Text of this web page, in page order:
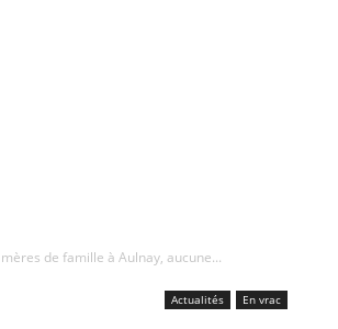
de famille à Aulnay, aucune...
Actualités En vrac